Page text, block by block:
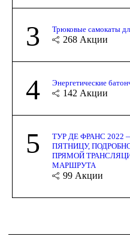
3 Трюковые самокаты
268 Акции
4 Энергетические
142 Акции
5
ТУР ДЕ ФРАНС 2022
ПЯТНИЦУ,
ПРЯМОЙ
МАРШРУТА
99 Акции